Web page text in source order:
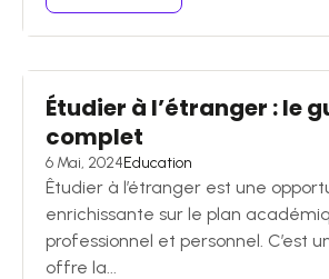
Étudier à l’étranger : le
complet
6 Mai, 2024Education
Êtudier à l’étranger est une
enrichissante sur le plan
professionnel et personnel. C’est
offre la...